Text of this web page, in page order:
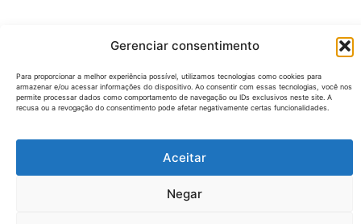
Gerenciar consentimento
Para proporcionar a melhor experiência possível, utilizamos tecnologias como cookies para
armazenar e/ou acessar informações do dispositivo. Ao consentir com essas tecnologias, você nos
permite processar dados como comportamento de navegação ou IDs exclusivos neste site. A
recusa ou a revogação do consentimento pode afetar negativamente certas funcionalidades.
Aceitar
Negar
Recent Comments
Nenhum comentário para mostrar.
© 2026 Receitas Tecno• Built with